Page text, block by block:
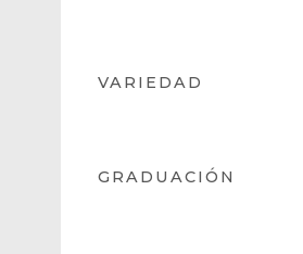
VARIEDAD
GRADUACIÓN